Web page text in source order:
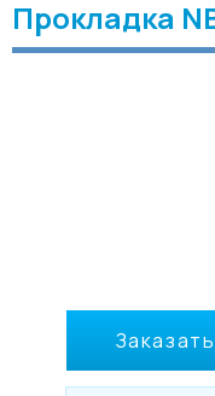
Блог
Прокладка
Заказать